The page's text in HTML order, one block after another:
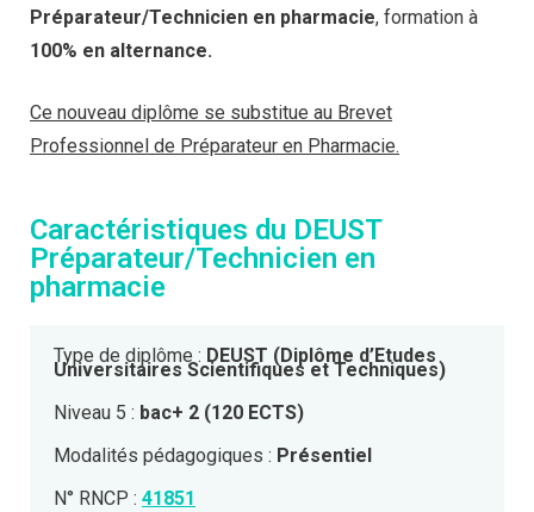
Préparateur/Technicien en pharmacie, formation à
100% en alternance.
Ce nouveau diplôme se substitue au Brevet
Professionnel de Préparateur en Pharmacie.
Caractéristiques du DEUST
Préparateur/Technicien en
pharmacie
Type de diplôme : DEUST (Diplôme d’Etudes
Universitaires Scientifiques et Techniques)
Niveau 5 : bac+ 2 (120 ECTS)
Modalités pédagogiques : Présentiel
N° RNCP : 41851